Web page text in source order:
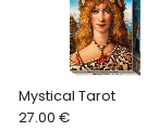
Mystical Tarot
27.00 €